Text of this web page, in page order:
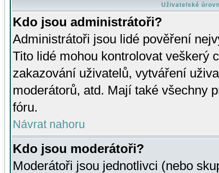
Uživatelské
Kdo jsou administrátoři?
Administrátoři jsou lidé pověření
Tito lidé mohou kontrolovat veškerý
zakazování uživatelů, vytváření
moderátorů, atd. Mají také všechny
fóru.
Návrat nahoru
Kdo jsou moderátoři?
Moderátoři jsou jednotlivci (nebo